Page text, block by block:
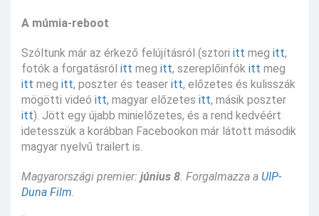
A múmia-reboot
Szóltunk már az érkező felújításról (sztori itt meg itt,
fotók a forgatásról itt meg itt, szereplőinfók itt meg
itt meg itt, poszter és teaser itt, előzetes és kulisszák
mögötti videó itt, magyar előzetes itt, másik poszter
itt). Jött egy újabb minielőzetes, és a rend kedvéért
idetesszük a korábban Facebookon már látott második
magyar nyelvű trailert is.
Magyarországi premier: június 8. Forgalmazza a UIP-
Duna Film.